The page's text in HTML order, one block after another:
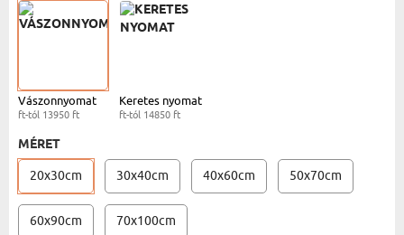
Vászonnyomat
ft-tól 13950 ft
Keretes nyomat
ft-tól 14850 ft
MÉRET
20x30cm 30x40cm 40x60cm 50x70cm
60x90cm 70x100cm